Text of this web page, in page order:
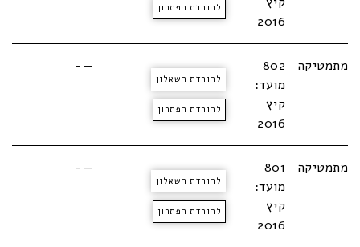
2016
להורדת הפתרון
מתמטיקה
802
מועד:
קיץ
2016
להורדת השאלון
להורדת הפתרון
—-
מתמטיקה
801
מועד:
קיץ
2016
להורדת השאלון
להורדת הפתרון
—-